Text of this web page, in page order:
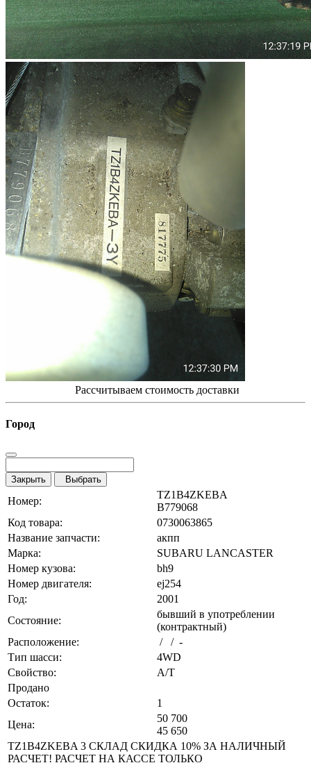
Рассчитываем стоимость доставки
Город
Закрыть Выбрать
Номер:
TZ1B4ZKEBA
B779068
Код товара:
0730063865
Название запчасти:
акпп
Марка:
SUBARU LANCASTER
Номер кузова:
bh9
Номер двигателя:
ej254
Год:
2001
Состояние:
бывший в употреблении
(контрактный)
Расположение:
/ / -
Тип шасси:
4WD
Свойство:
A/T
Продано
Остаток:
1
Цена:
50 700
45 650
TZ1B4ZKEBA 3 СКЛАД СКИДКА 10% ЗА НАЛИЧНЫЙ
РАСЧЕТ! РАСЧЕТ НА КАССЕ ТОЛЬКО